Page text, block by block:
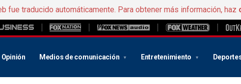
fue traducido automáticamente. Para obtener más información, haz
Opinión Medios de comunicación Entretenimiento